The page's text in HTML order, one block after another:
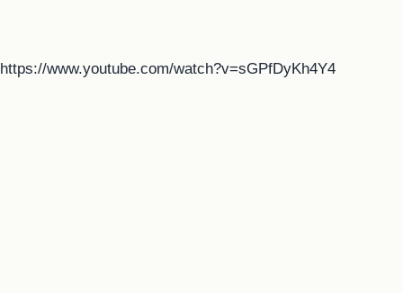
https://www.youtube.com/watch?v=sGPfDyKh4Y4